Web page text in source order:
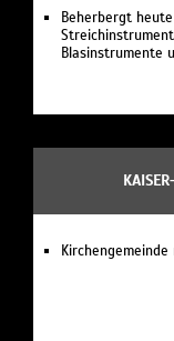
Beherbergt
Blasinstrumente